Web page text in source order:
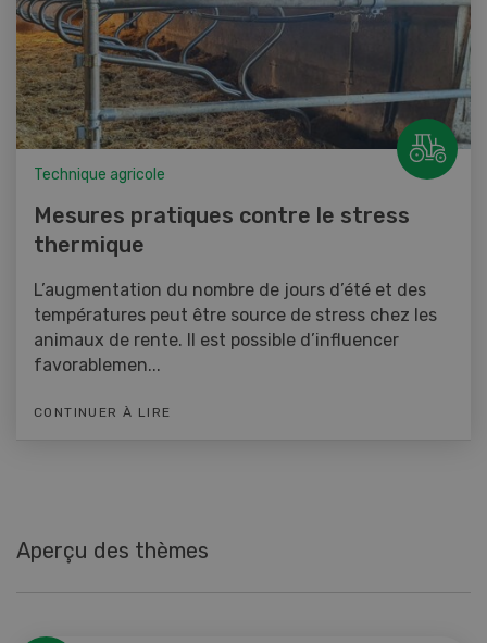
Technique agricole
Mesures pratiques contre le stress
thermique
L’augmentation du nombre de jours d’été et des
températures peut être source de stress chez les
animaux de rente. Il est possible d’influencer
favorablemen...
CONTINUER À LIRE
Aperçu des thèmes